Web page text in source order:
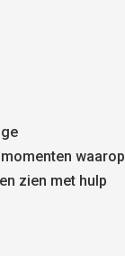
waarop
zien met hulp